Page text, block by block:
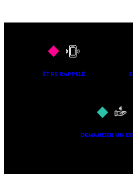
ÊTRE RAPPELÉ
DEMANDER UN